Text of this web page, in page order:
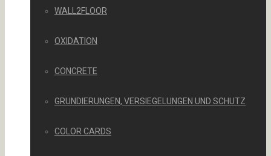
WALL2FLOOR
OXIDATION
CONCRETE
GRUNDIERUNGEN, VERSIEGELUNGEN UND SCHUTZ
COLOR CARDS